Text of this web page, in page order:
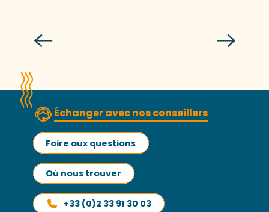
Le port de pêche de Granville
Échanger avec nos conseillers
Foire aux questions
Où nous trouver
+33 (0)2 33 91 30 03